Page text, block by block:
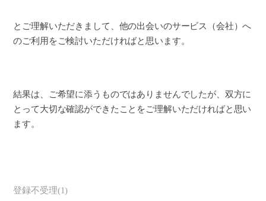
とご理解いただきまして、他の出会いのサービス（会社）へ
のご利用をご検討いただければと思います。
結果は、ご希望に添うものではありませんでしたが、双方に
とって大切な確認ができたことをご理解いただければと思い
ます。
登録不受理(1)